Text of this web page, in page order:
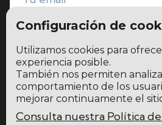
He leído y acepto lapolítica de privacidad y
Configuración de
Utilizamos cookies para
experiencia posible.
También nos permiten
comportamiento de los
mejorar continuamente el
Consulta nuestra Política